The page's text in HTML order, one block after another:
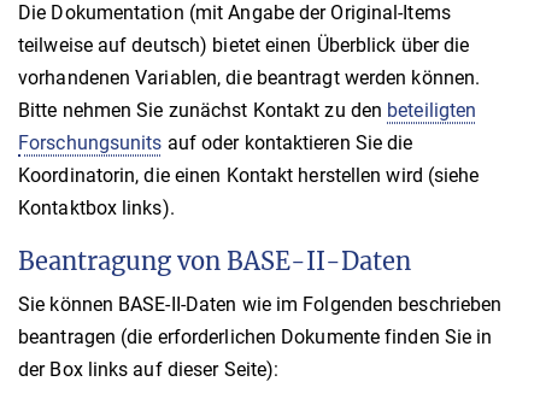
Die Dokumentation (mit Angabe der Original-Items
teilweise auf deutsch) bietet einen Überblick über die
vorhandenen Variablen, die beantragt werden können.
Bitte nehmen Sie zunächst Kontakt zu den beteiligten
Forschungsunits auf oder kontaktieren Sie die
Koordinatorin, die einen Kontakt herstellen wird (siehe
Kontaktbox links).
Beantragung von BASE-II-Daten
Sie können BASE-II-Daten wie im Folgenden beschrieben
beantragen (die erforderlichen Dokumente finden Sie in
der Box links auf dieser Seite):